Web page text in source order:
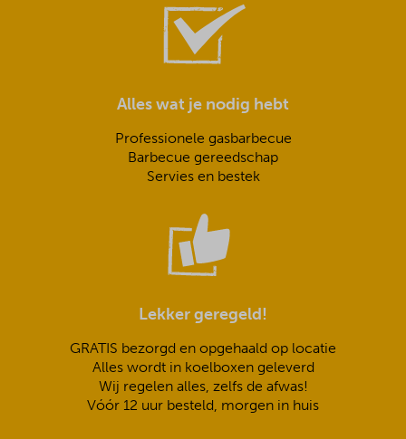
Alles wat je nodig hebt
Professionele gasbarbecue
Barbecue gereedschap
Servies en bestek
Lekker geregeld!
GRATIS bezorgd en opgehaald op locatie
Alles wordt in koelboxen geleverd
Wij regelen alles, zelfs de afwas!
Vóór 12 uur besteld, morgen in huis